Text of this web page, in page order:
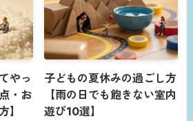
やっ
・お
子どもの夏休みの過ごし方
【雨の日でも飽きない室内
遊び10選】